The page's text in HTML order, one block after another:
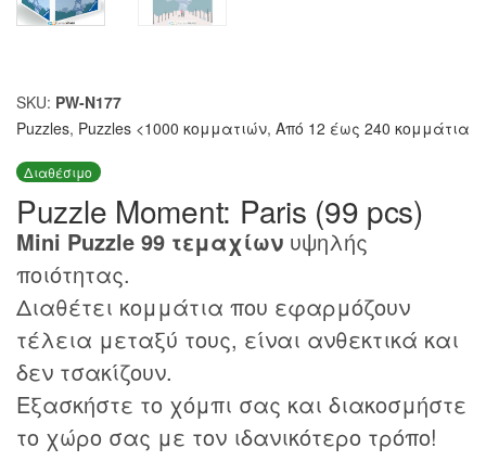
SKU: PW-N177
Puzzles, Puzzles <1000 κομματιών, Από 12 έως 240 κομμάτια
Διαθέσιμο
Puzzle Moment: Paris (99 pcs)
Mini Puzzle 99 τεμαχίων υψηλής
ποιότητας.
Διαθέτει κομμάτια που εφαρμόζουν
τέλεια μεταξύ τους, είναι ανθεκτικά και
δεν τσακίζουν.
Εξασκήστε το χόμπι σας και διακοσμήστε
το χώρο σας με τον ιδανικότερο τρόπο!